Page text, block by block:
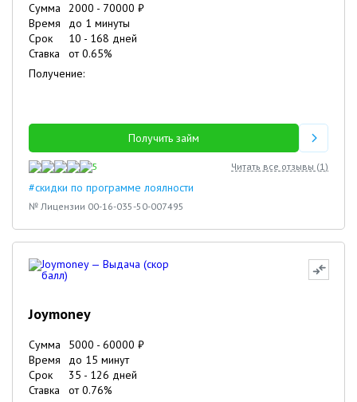
Сумма 2000 - 70000 ₽
Время
до 1 минуты
Срок
10 - 168 дней
Ставка
от0.65%
Получение:
Получить займ
5 Читать все отзывы (1)
#скидки по программе лоялности
№ Лицензии 00-16-035-50-007495
Joymoney
Сумма 5000 - 60000 ₽
Время
до 15 минут
Срок
35 - 126 дней
Ставка
от0.76%